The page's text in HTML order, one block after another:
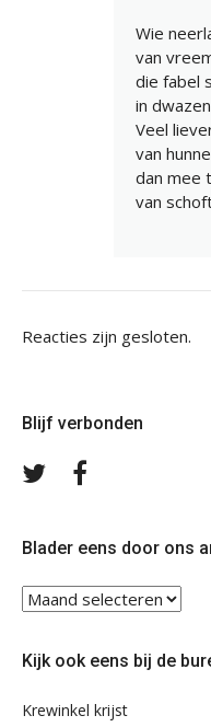
Wie
van
die fabel
in
Veel
van
dan mee
van
Reacties zijn gesloten.
Blijf verbonden
Volg
Blader eens door ons
Blader
ons
Kijk ook eens bij de
Krewinkel krijst